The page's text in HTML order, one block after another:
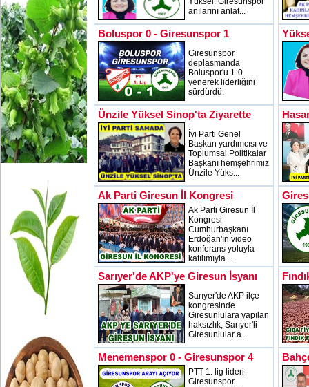
anılarını anlat...
Boluspor 0 - Giresunspor 1
Giresunspor
deplasmanda
Boluspor'u 1-0
yenerek liderliğini
sürdürdü.
Ünzile Yüksel Sinop'ta Ziyarette
İyi Parti Genel
Başkan yardımcısı ve
Toplumsal Politikalar
Başkanı hemşehrimiz
Ünzile Yüks...
Ak Parti Giresun İl Kongresi
Ak Parti Giresun İl
Kongresi
Cumhurbaşkanı
Erdoğan'ın video
konferans yoluyla
katılımıyla ...
Sarıyer'de AKP'ye Giresun İsyanı
Sarıyer'de AKP ilçe
kongresinde
Giresunlulara yapılan
haksızlık, Sarıyer'li
Giresunlular a...
Menemenspor 0 - Giresunspor 4
PTT 1. lig lideri
Giresunspor